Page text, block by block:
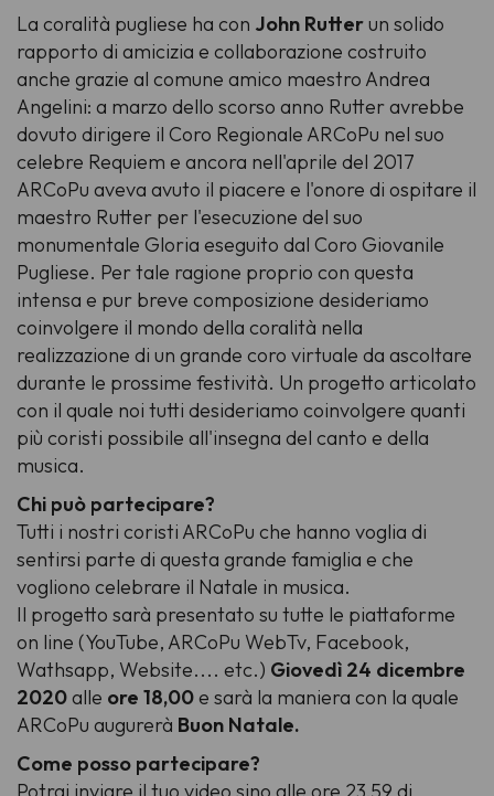
La coralità pugliese ha con John Rutterun solido
rapporto di amicizia e collaborazione costruito
anche grazie al comune amico maestro Andrea
Angelini: a marzo dello scorso anno Rutter avrebbe
dovuto dirigere il Coro Regionale ARCoPu nel suo
celebre Requiem e ancora nell'aprile del 2017
ARCoPu aveva avuto il piacere e l'onore di ospitare il
maestro Rutter per l'esecuzione del suo
monumentale Gloria eseguito dal Coro Giovanile
Pugliese. Per tale ragione proprio con questa
intensa e pur breve composizione desideriamo
coinvolgere il mondo della coralità nella
realizzazione di un grande coro virtuale da ascoltare
durante le prossime festività. Un progetto articolato
con il quale noi tutti desideriamo coinvolgere quanti
più coristi possibile all'insegna del canto e della
musica.
Chi può partecipare?
Tutti i nostri coristi ARCoPu che hanno voglia di
sentirsi parte di questa grande famiglia e che
vogliono celebrare il Natale in musica.
Il progetto sarà presentato su tutte le piattaforme
on line (YouTube, ARCoPu WebTv, Facebook,
Wathsapp, Website.... etc.) Giovedì 24 dicembre
2020alle ore 18,00e sarà la maniera con la quale
ARCoPu augurerà Buon Natale.
Come posso partecipare?